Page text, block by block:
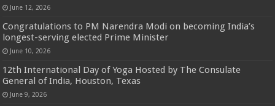
June 12, 2026
Congratulations to PM Narendra Modi on becoming India’s
longest-serving elected Prime Minister
June 10, 2026
12th International Day of Yoga Hosted by The Consulate
General of India, Houston, Texas
June 9, 2026